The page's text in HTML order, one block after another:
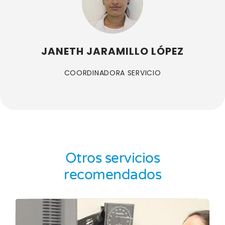
JANETH JARAMILLO LÓPEZ
COORDINADORA SERVICIO
Otros servicios
recomendados